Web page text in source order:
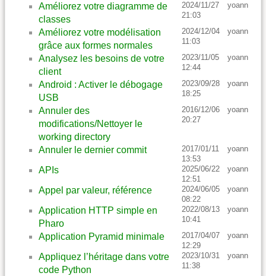
Améliorez votre diagramme de
classes
2024/11/27
21:03
yoann
Améliorez votre modélisation
grâce aux formes normales
2024/12/04
11:03
yoann
Analysez les besoins de votre
client
2023/11/05
12:44
yoann
Android : Activer le débogage
USB
2023/09/28
18:25
yoann
Annuler des
modifications/Nettoyer le
working directory
2016/12/06
20:27
yoann
Annuler le dernier commit
2017/01/11
13:53
yoann
APIs
2025/06/22
12:51
yoann
Appel par valeur, référence
2024/06/05
08:22
yoann
Application HTTP simple en
Pharo
2022/08/13
10:41
yoann
Application Pyramid minimale
2017/04/07
12:29
yoann
Appliquez l’héritage dans votre
code Python
2023/10/31
11:38
yoann